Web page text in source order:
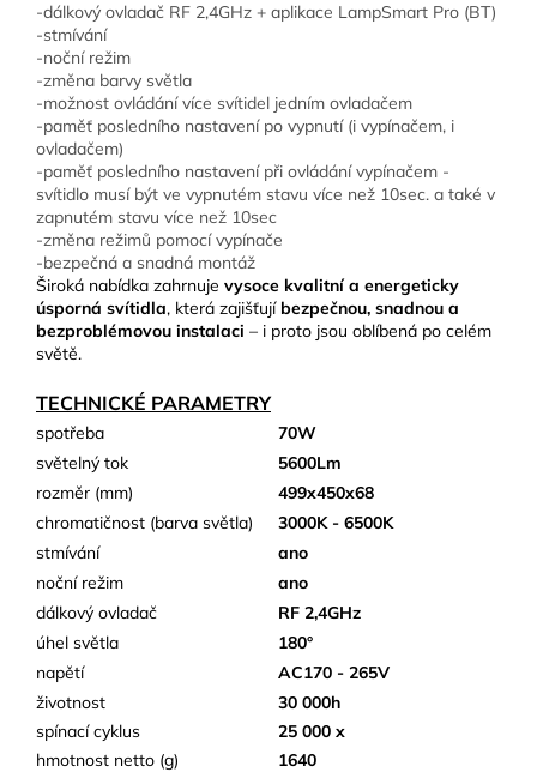
-dálkový ovladač RF 2,4GHz + aplikace LampSmart Pro (BT)
-stmívání
-noční režim
-změna barvy světla
-možnost ovládání více svítidel jedním ovladačem
-paměť posledního nastavení po vypnutí (i vypínačem, i
ovladačem)
-paměť posledního nastavení při ovládání vypínačem -
svítidlo musí být ve vypnutém stavu více než 10sec. a také v
zapnutém stavu více než 10sec
-změna režimů pomocí vypínače
-bezpečná a snadná montáž
Široká nabídka zahrnuje vysoce kvalitní a energeticky
úsporná svítidla, která zajišťují bezpečnou, snadnou a
bezproblémovou instalaci – i proto jsou oblíbená po celém
světě.
TECHNICKÉ PARAMETRY
spotřeba
70W
světelný tok
5600Lm
rozměr (mm)
499x450x68
chromatičnost (barva světla)
3000K - 6500K
stmívání
ano
noční režim
ano
dálkový ovladač
RF 2,4GHz
úhel světla
180°
napětí
AC170 - 265V
životnost
30 000h
spínací cyklus
25 000 x
hmotnost netto (g)
1640